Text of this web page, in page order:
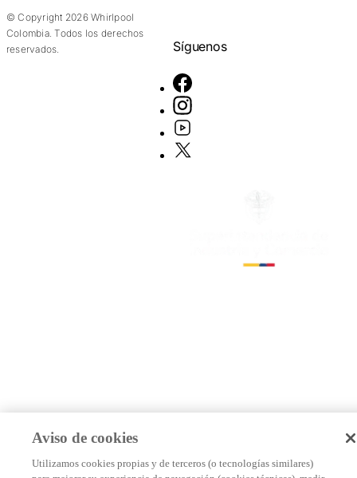
© Copyright 2026 Whirlpool
Colombia. Todos los derechos
reservados.
Síguenos
Aviso de cookies
Utilizamos cookies propias y de terceros (o tecnologías similares)